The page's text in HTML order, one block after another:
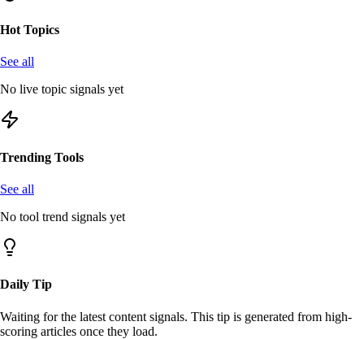
Hot Topics
See all
No live topic signals yet
Trending Tools
See all
No tool trend signals yet
Daily Tip
Waiting for the latest content signals. This tip is generated from high-
scoring articles once they load.